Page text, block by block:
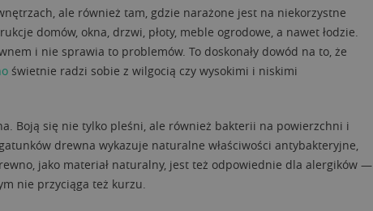
ale również tam, gdzie narażone jest na niekorzystne
domów, okna, drzwi, płoty, meble ogrodowe, a nawet łodzie.
i nie sprawia to problemów. To doskonały dowód na to, że
świetnie radzi sobie z wilgocią czy wysokimi i niskimi
Boją się nie tylko pleśni, ale również bakterii na powierzchni i
drewna wykazuje naturalne właściwości antybakteryjne,
jako materiał naturalny, jest też odpowiednie dla alergików —
nie przyciąga też kurzu.